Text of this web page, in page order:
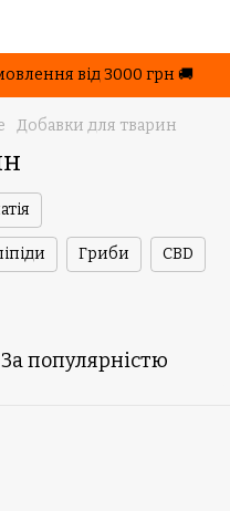
від 3000 грн 🚚
Добавки для тварин
Гриби CBD
За популярністю